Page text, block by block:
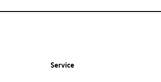
Service